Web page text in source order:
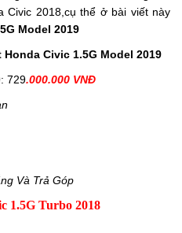
Civic 2018,cụ thể ở bài viết này
Model 2019
Civic 1.5G Model 2019
729.000.000 VNĐ
Và Trả Góp
1.5G Turbo 2018